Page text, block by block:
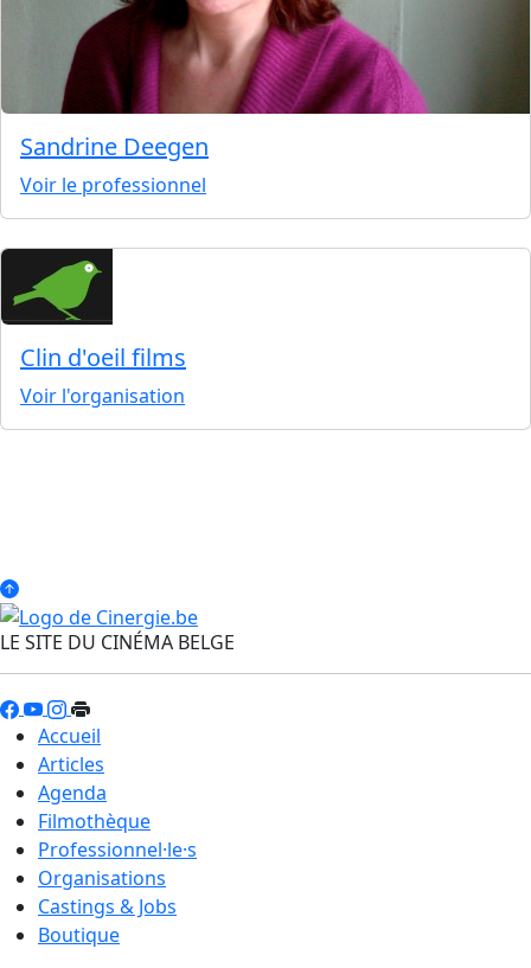
Sandrine Deegen
Voir le professionnel
Clin d'oeil films
Voir l'organisation
LE SITE DU CINÉMA BELGE
Accueil
Articles
Agenda
Filmothèque
Professionnel·le·s
Organisations
Castings & Jobs
Boutique